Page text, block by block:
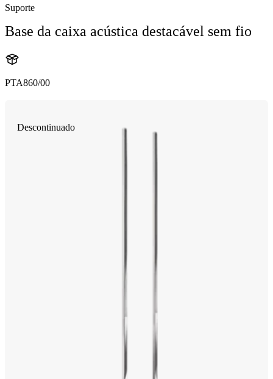
Suporte
Base da caixa acústica destacável sem fio
PTA860/00
Descontinuado